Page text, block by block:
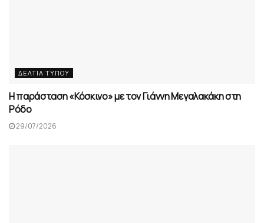
ΔΕΛΤΊΑ ΤΎΠΟΥ
Η παράσταση «Κόσκινο» με τον Γιάννη Μεγαλακάκη στη
Ρόδο
29/07/2026